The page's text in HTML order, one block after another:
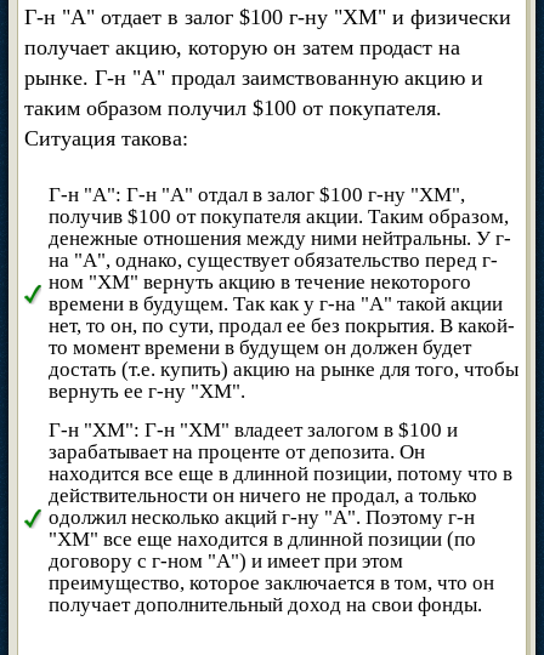
Г-н "А" отдает в залог $100 г-ну "ХМ" и физически
получает акцию, которую он затем продаст на
рынке. Г-н "А" продал заимствованную акцию и
таким образом получил $100 от покупателя.
Ситуация такова:
Г-н "А": Г-н "А" отдал в залог $100 г-ну "ХМ",
получив $100 от покупателя акции. Таким образом,
денежные отношения между ними нейтральны. У г-
на "А", однако, существует обязательство перед г-
ном "ХМ" вернуть акцию в течение некоторого
времени в будущем. Так как у г-на "А" такой акции
нет, то он, по сути, продал ее без покрытия. В какой-
то момент времени в будущем он должен будет
достать (т.е. купить) акцию на рынке для того, чтобы
вернуть ее г-ну "ХМ".
Г-н "ХМ": Г-н "ХМ" владеет залогом в $100 и
зарабатывает на проценте от депозита. Он
находится все еще в длинной позиции, потому что в
действительности он ничего не продал, а только
одолжил несколько акций г-ну "А". Поэтому г-н
"ХМ" все еще находится в длинной позиции (по
договору с г-ном "А") и имеет при этом
преимущество, которое заключается в том, что он
получает дополнительный доход на свои фонды.